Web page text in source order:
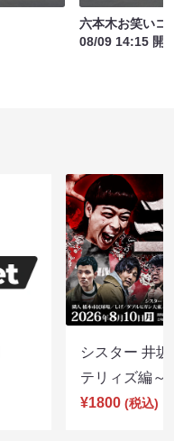
六本木お笑いコ
08/09 14:15 開
シスター 井
テリィズ編
¥1800 (税込)